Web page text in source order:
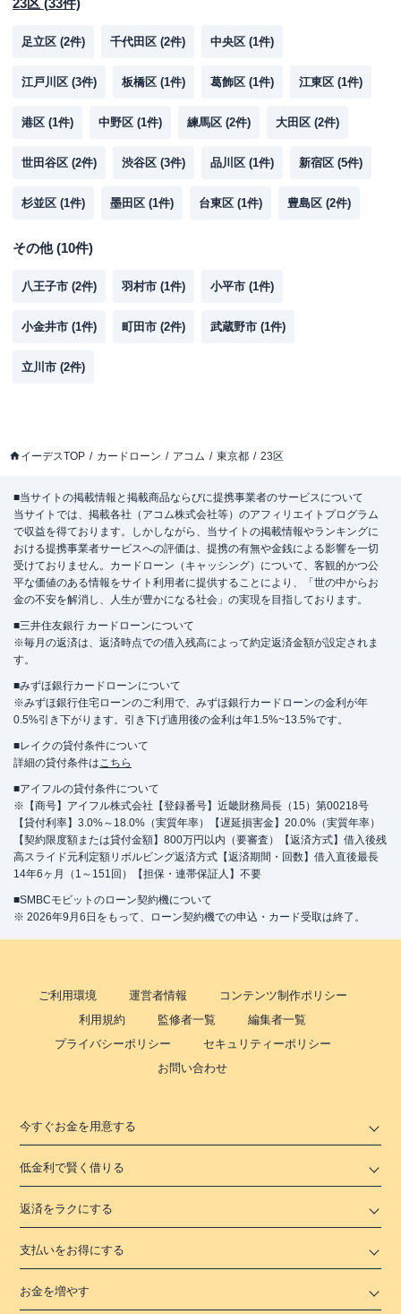
名称
平日：09:00-21:00
日祝：09:00-21:00
ATM営業時間
平日：
08:00-24:00
土曜
08:00-24:00
住所
名称
アコム
【2026/7/23閉店】新宿南口甲州街道
ATM営業時間
土曜 ：07:00-24:00
ATM 〇
駐車場 ✕
住所
東京都新宿区西新宿1-18-6 山兼新宿ビル
1Fおよび2F
杉並区の情報一覧
名称 アコム 高円寺むじんくんコーナー
営業時間
平日： 09:00-21:00
ATM営業時間
平日：
土曜：24時間
日祝： 24時間
ATM 〇
駐車場 ✕
住所
名称 西台駅前むじんくんコーナー
ATM営業時間
日祝：24時間
ATM
駐車場
住所
23区 (33件)
足立区 (2件) 千代田区 (2件) 中央区 (1件)
江戸川区 (3件) 板橋区 (1件) 葛飾区 (1件) 江東区 (1件)
港区 (1件) 中野区 (1件) 練馬区 (2件) 大田区 (2件)
世田谷区 (2件) 渋谷区 (3件) 品川区 (1件) 新宿区 (5件)
杉並区 (1件) 墨田区 (1件) 台東区 (1件) 豊島区 (2件)
その他(10件)
八王子市 (2件) 羽村市 (1件) 小平市 (1件)
小金井市 (1件) 町田市 (2件) 武蔵野市 (1件)
立川市 (2件)
イーデスTOP カードローン アコム 東京都 23区
■当サイトの掲載情報と掲載商品ならびに提携事業者のサービスについて
当サイトでは、掲載各社（アコム株式会社等）のアフィリエイトプログラム
で収益を得ております。しかしながら、当サイトの掲載情報やランキングに
おける提携事業者サービスへの評価は、提携の有無や金銭による影響を一切
受けておりません。カードローン（キャッシング）について、客観的かつ公
平な価値のある情報をサイト利用者に提供することにより、「世の中からお
金の不安を解消し、人生が豊かになる社会」の実現を目指しております。
■三井住友銀行 カードローンについて
※毎月の返済は、返済時点での借入残高によって約定返済金額が設定されま
す。
■みずほ銀行カードローンについて
※みずほ銀行住宅ローンのご利用で、みずほ銀行カードローンの金利が年
0.5%引き下がります。引き下げ適用後の金利は年1.5%~13.5%です。
■レイクの貸付条件について
詳細の貸付条件はこちら
■アイフルの貸付条件について
※【商号】アイフル株式会社【登録番号】近畿財務局長（15）第00218号
【貸付利率】3.0%～18.0%（実質年率）【遅延損害金】20.0%（実質年率）
【契約限度額または貸付金額】800万円以内（要審査）【返済方式】借入後残
高スライド元利定額リボルビング返済方式【返済期間・回数】借入直後最長
14年6ヶ月（1～151回）【担保・連帯保証人】不要
■SMBCモビットのローン契約機について
※ 2026年9月6日をもって、ローン契約機での申込・カード受取は終了。
ご利用環境 運営者情報
コンテンツ制作ポリシー
利用規約
監修者一覧
編集者一覧
プライバシーポリシー
セキュリティーポリシー
お問い合わせ
今すぐお金を用意する
低金利で賢く借りる
返済をラクにする
支払いをお得にする
お金を増やす